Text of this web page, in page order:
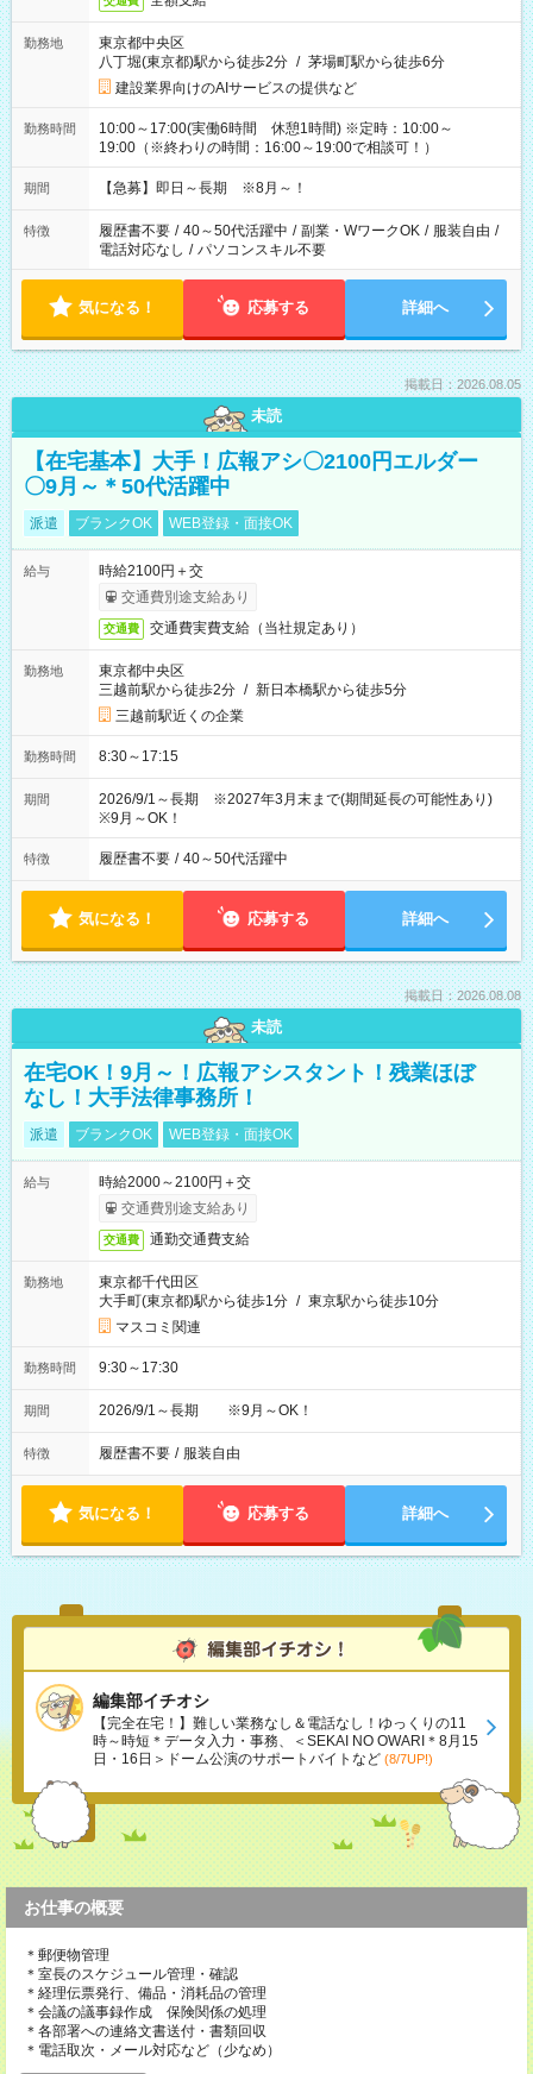
勤務地
東京都中央区
八丁堀(東京都)駅から徒歩2分 / 茅場町駅から徒歩6分
建設業界向けのAIサービスの提供など
勤務時間
10:00～17:00(実働6時間 休憩1時間) ※定時：10:00～
19:00（※終わりの時間：16:00～19:00で相談可！）
期間 【急募】即日～長期 ※8月～！
特徴 履歴書不要 / 40～50代活躍中 / 副業・WワークOK / 服装自由 /
電話対応なし / パソコンスキル不要
気になる！ 応募する 詳細へ
掲載日：2026.08.05
未読
【在宅基本】大手！広報アシ〇2100円エルダー
〇9月～＊50代活躍中
派遣 ブランクOK WEB登録・面接OK
給与
時給2100円＋交
交通費別途支給あり
交通費 交通費実費支給（当社規定あり）
勤務地
東京都中央区
三越前駅から徒歩2分 / 新日本橋駅から徒歩5分
三越前駅近くの企業
勤務時間 8:30～17:15
期間
2026/9/1～長期 ※2027年3月末まで(期間延長の可能性あり)
※9月～OK！
特徴 履歴書不要 / 40～50代活躍中
気になる！ 応募する 詳細へ
掲載日：2026.08.08
未読
在宅OK！9月～！広報アシスタント！残業ほぼ
なし！大手法律事務所！
派遣 ブランクOK WEB登録・面接OK
給与
時給2000～2100円＋交
交通費別途支給あり
交通費 通勤交通費支給
勤務地
東京都千代田区
大手町(東京都)駅から徒歩1分 / 東京駅から徒歩10分
マスコミ関連
勤務時間 9:30～17:30
期間 2026/9/1～長期 ※9月～OK！
特徴 履歴書不要 / 服装自由
気になる！ 応募する 詳細へ
編集部イチオシ
【完全在宅！】難しい業務なし＆電話なし！ゆっくりの11
時～時短＊データ入力・事務、＜SEKAI NO OWARI＊8月15
日・16日＞ドーム公演のサポートバイトなど (8/7UP!)
お仕事の概要
＊郵便物管理
＊室長のスケジュール管理・確認
＊経理伝票発行、備品・消耗品の管理
＊会議の議事録作成 保険関係の処理
＊各部署への連絡文書送付・書類回収
＊電話取次・メール対応など（少なめ）